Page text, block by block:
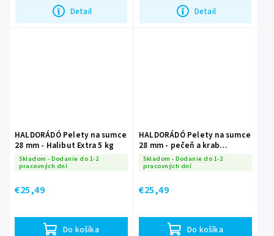
Detail Detail
HALDORÁDÓ Pelety na sumce
28 mm - Halibut Extra 5 kg
Skladom - Dodanie do 1-2
pracovných dní
€25,49
Do košíka
HALDORÁDÓ Pelety na sumce
28 mm - pečeň a krab
Monster 5 kg
Skladom - Dodanie do 1-2
pracovných dní
€25,49
Do košíka